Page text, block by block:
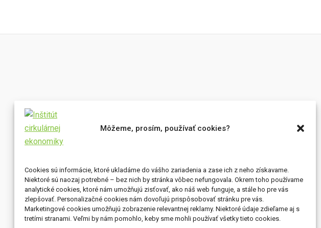
Môžeme, prosím, používať cookies?
Cookies sú informácie, ktoré ukladáme do vášho zariadenia a zase ich z neho získavame.
Niektoré sú naozaj potrebné – bez nich by stránka vôbec nefungovala. Okrem toho používame
analytické cookies, ktoré nám umožňujú zisťovať, ako náš web funguje, a stále ho pre vás
zlepšovať. Personalizačné cookies nám dovoľujú prispôsobovať stránku pre vás.
Marketingové cookies umožňujú zobrazenie relevantnej reklamy. Niektoré údaje zdieľame aj s
tretími stranami. Veľmi by nám pomohlo, keby sme mohli používať všetky tieto cookies.